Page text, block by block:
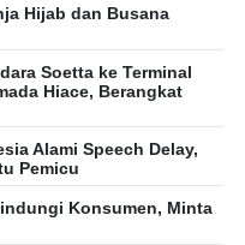
Hijab dan Busana
Soetta ke Terminal
Hiace, Berangkat
Alami Speech Delay,
Pemicu
Konsumen, Minta